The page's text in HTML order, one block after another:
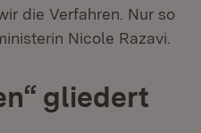
die Verfahren. Nur so
Nicole Razavi.
gliedert